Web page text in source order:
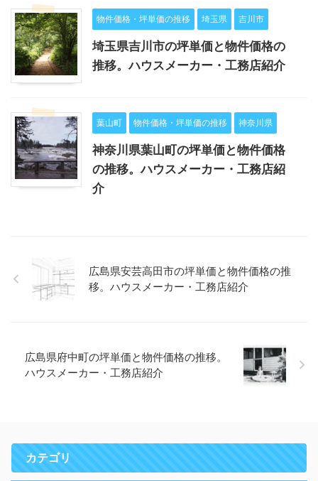
物件価格・坪単価の推移 埼玉県 吉川市
埼玉県吉川市の坪単価と物件価格の
推移。ハウスメーカー・工務店紹介
葉山町 物件価格・坪単価の推移 神奈川県
神奈川県葉山町の坪単価と物件価格
の推移。ハウスメーカー・工務店紹
介
広島県安芸高田市の坪単価と物件価格の推
移。ハウスメーカー・工務店紹介
広島県府中町の坪単価と物件価格の推移。
ハウスメーカー・工務店紹介
カテゴリ